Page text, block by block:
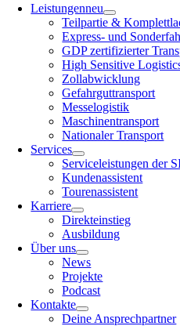
Leistungenneu
Teilpartie &
Express- und
GDP zertifizierter
High Sensitive
Zollabwicklung
Gefahrguttransport
Messelogistik
Maschinentransport
Nationaler Transport
Services
Serviceleistungen der
Kundenassistent
Tourenassistent
Karriere
Direkteinstieg
Ausbildung
Über uns
News
Projekte
Podcast
Kontakte
Deine Ansprechpartner